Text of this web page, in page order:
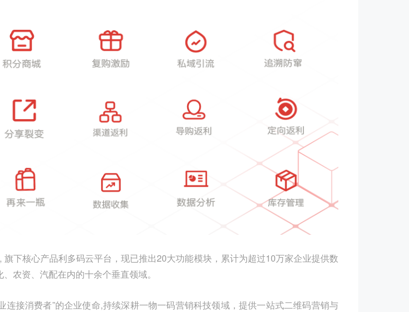
, 旗下核心产品利多码云平台，现已推出20大功能模块，累计为超过10万家企业提供数
农资、汽配在内的十余个垂直领域。
连接消费者”的企业使命,持续深耕一物一码营销科技领域，提供一站式二维码营销与